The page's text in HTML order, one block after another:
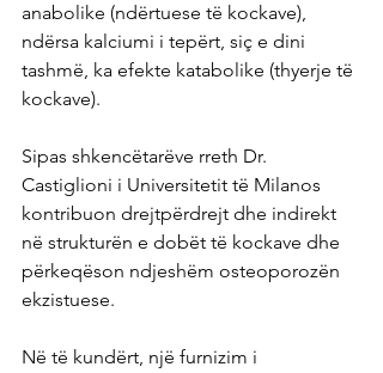
anabolike (ndërtuese të kockave),
ndërsa kalciumi i tepërt, siç e dini
tashmë, ka efekte katabolike (thyerje të
kockave).
Sipas shkencëtarëve rreth Dr.
Castiglioni i Universitetit të Milanos
kontribuon drejtpërdrejt dhe indirekt
në strukturën e dobët të kockave dhe
përkeqëson ndjeshëm osteoporozën
ekzistuese.
Në të kundërt, një furnizim i